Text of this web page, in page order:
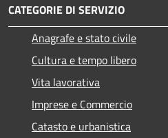
CATEGORIE DI SERVIZIO
Anagrafe e stato civile
Cultura e tempo libero
Vita lavorativa
Imprese e Commercio
Catasto e urbanistica